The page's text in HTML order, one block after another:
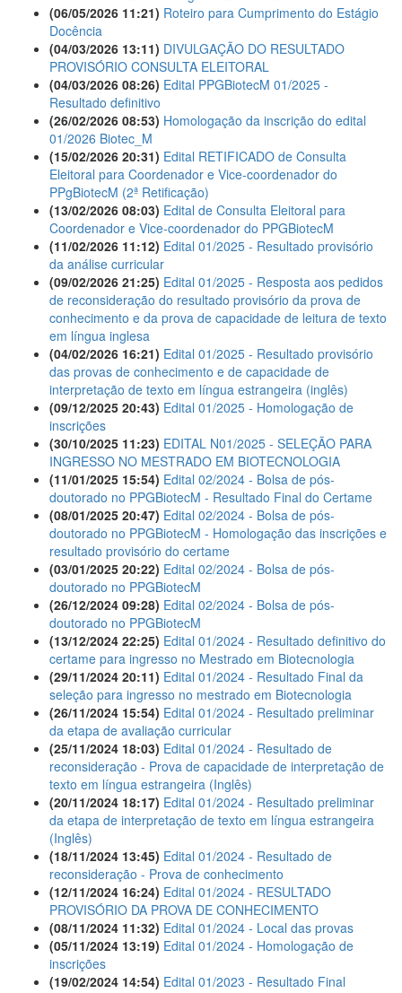
(06/05/2026 11:21) Roteiro para Cumprimento do Estágio
Docência
(04/03/2026 13:11) DIVULGAÇÃO DO RESULTADO
PROVISÓRIO CONSULTA ELEITORAL
(04/03/2026 08:26) Edital PPGBiotecM 01/2025 -
Resultado definitivo
(26/02/2026 08:53) Homologação da inscrição do edital
01/2026 Biotec_M
(15/02/2026 20:31) Edital RETIFICADO de Consulta
Eleitoral para Coordenador e Vice-coordenador do
PPgBiotecM (2ª Retificação)
(13/02/2026 08:03) Edital de Consulta Eleitoral para
Coordenador e Vice-coordenador do PPGBiotecM
(11/02/2026 11:12) Edital 01/2025 - Resultado provisório
da análise curricular
(09/02/2026 21:25) Edital 01/2025 - Resposta aos pedidos
de reconsideração do resultado provisório da prova de
conhecimento e da prova de capacidade de leitura de texto
em língua inglesa
(04/02/2026 16:21) Edital 01/2025 - Resultado provisório
das provas de conhecimento e de capacidade de
interpretação de texto em língua estrangeira (inglês)
(09/12/2025 20:43) Edital 01/2025 - Homologação de
inscrições
(30/10/2025 11:23) EDITAL N01/2025 - SELEÇÃO PARA
INGRESSO NO MESTRADO EM BIOTECNOLOGIA
(11/01/2025 15:54) Edital 02/2024 - Bolsa de pós-
doutorado no PPGBiotecM - Resultado Final do Certame
(08/01/2025 20:47) Edital 02/2024 - Bolsa de pós-
doutorado no PPGBiotecM - Homologação das inscrições e
resultado provisório do certame
(03/01/2025 20:22) Edital 02/2024 - Bolsa de pós-
doutorado no PPGBiotecM
(26/12/2024 09:28) Edital 02/2024 - Bolsa de pós-
doutorado no PPGBiotecM
(13/12/2024 22:25) Edital 01/2024 - Resultado definitivo do
certame para ingresso no Mestrado em Biotecnologia
(29/11/2024 20:11) Edital 01/2024 - Resultado Final da
seleção para ingresso no mestrado em Biotecnologia
(26/11/2024 15:54) Edital 01/2024 - Resultado preliminar
da etapa de avaliação curricular
(25/11/2024 18:03) Edital 01/2024 - Resultado de
reconsideração - Prova de capacidade de interpretação de
texto em língua estrangeira (Inglês)
(20/11/2024 18:17) Edital 01/2024 - Resultado preliminar
da etapa de interpretação de texto em língua estrangeira
(Inglês)
(18/11/2024 13:45) Edital 01/2024 - Resultado de
reconsideração - Prova de conhecimento
(12/11/2024 16:24) Edital 01/2024 - RESULTADO
PROVISÓRIO DA PROVA DE CONHECIMENTO
(08/11/2024 11:32) Edital 01/2024 - Local das provas
(05/11/2024 13:19) Edital 01/2024 - Homologação de
inscrições
(19/02/2024 14:54) Edital 01/2023 - Resultado Final